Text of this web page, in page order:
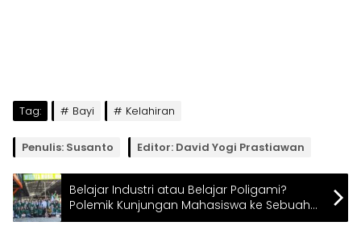
Tag: Bayi Kelahiran
Penulis: Susanto Editor: David Yogi Prastiawan
Belajar Industri atau Belajar Poligami?
Polemik Kunjungan Mahasiswa ke Sebuah
Showroom Mobil di Tulungagung